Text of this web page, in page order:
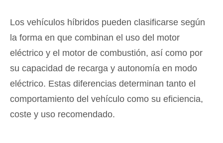
Los vehículos híbridos pueden clasificarse según
la forma en que combinan el uso del motor
eléctrico y el motor de combustión, así como por
su capacidad de recarga y autonomía en modo
eléctrico. Estas diferencias determinan tanto el
comportamiento del vehículo como su eficiencia,
coste y uso recomendado.